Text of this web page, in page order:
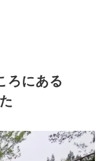
ろにある